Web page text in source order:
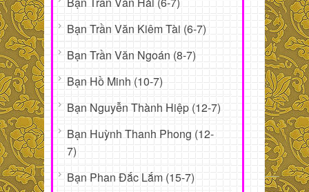
Bạn Trần Văn Kiêm Tài (6-7)
Bạn Trần Văn Ngoán (8-7)
Bạn Hồ Minh (10-7)
Bạn Nguyễn Thành Hiệp (12-7)
Bạn Huỳnh Thanh Phong (12-
7)
Bạn Phan Đắc Lắm (15-7)